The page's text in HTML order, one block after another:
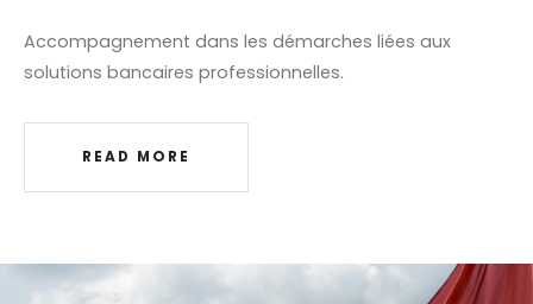
Accompagnement dans les démarches liées aux
solutions bancaires professionnelles.
READ MORE